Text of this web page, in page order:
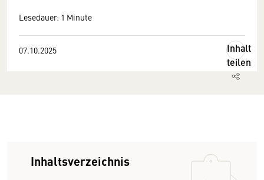
Lesedauer: 1 Minute
07.10.2025
Inhalt
teilen
Inhaltsverzeichnis